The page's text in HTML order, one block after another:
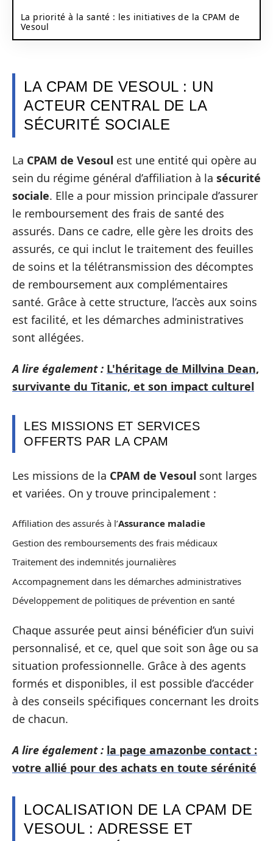
La priorité à la santé : les initiatives de la CPAM de
Vesoul
LA CPAM DE VESOUL : UN
ACTEUR CENTRAL DE LA
SÉCURITÉ SOCIALE
La CPAM de Vesoul est une entité qui opère au
sein du régime général d’affiliation à la sécurité
sociale. Elle a pour mission principale d’assurer
le remboursement des frais de santé des
assurés. Dans ce cadre, elle gère les droits des
assurés, ce qui inclut le traitement des feuilles
de soins et la télétransmission des décomptes
de remboursement aux complémentaires
santé. Grâce à cette structure, l’accès aux soins
est facilité, et les démarches administratives
sont allégées.
A lire également : L'héritage de Millvina Dean,
survivante du Titanic, et son impact culturel
LES MISSIONS ET SERVICES
OFFERTS PAR LA CPAM
Les missions de la CPAM de Vesoul sont larges
et variées. On y trouve principalement :
Affiliation des assurés à l’Assurance maladie
Gestion des remboursements des frais médicaux
Traitement des indemnités journalières
Accompagnement dans les démarches administratives
Développement de politiques de prévention en santé
Chaque assurée peut ainsi bénéficier d’un suivi
personnalisé, et ce, quel que soit son âge ou sa
situation professionnelle. Grâce à des agents
formés et disponibles, il est possible d’accéder
à des conseils spécifiques concernant les droits
de chacun.
A lire également : la page amazonbe contact :
votre allié pour des achats en toute sérénité
LOCALISATION DE LA CPAM DE
VESOUL : ADRESSE ET